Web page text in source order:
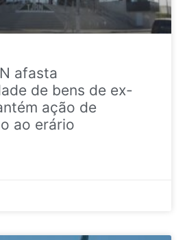
afasta
de bens de ex-
ação de
ao erário